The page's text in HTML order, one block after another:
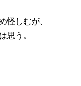
怪しむが、
思う。